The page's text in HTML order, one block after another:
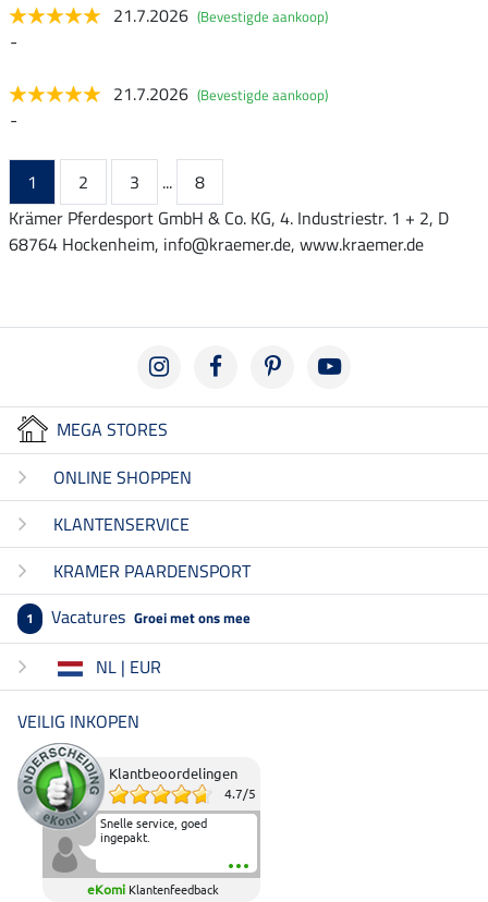
21.7.2026 (Bevestigde aankoop)
-
21.7.2026 (Bevestigde aankoop)
-
1 2 3 ...
8
Krämer Pferdesport GmbH & Co. KG, 4. Industriestr. 1 + 2, D
68764 Hockenheim, info@kraemer.de, www.kraemer.de
MEGA STORES
ONLINE SHOPPEN
KLANTENSERVICE
KRAMER PAARDENSPORT
1 Vacatures Groei met ons mee
NL | EUR
VEILIG INKOPEN
Klantbeoordelingen
4.7/5
Snelle service, goed
ingepakt.
eKomi Klantenfeedback